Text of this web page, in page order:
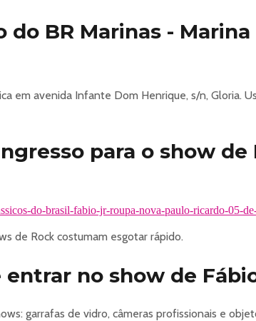
do BR Marinas -
em avenida Infante Dom Henrique, s/n, Gloria.
para o show de
do-brasil-fabio-jr-roupa-nova-paulo-ricardo-05-
de Rock costumam esgotar rápido.
no show de
garrafas de vidro, câmeras profissionais e